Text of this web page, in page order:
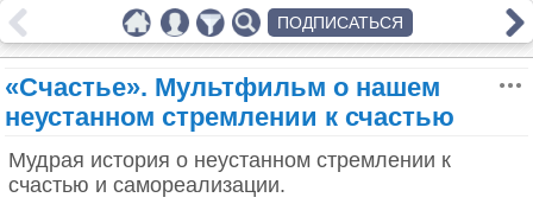
«Счастье». Мультфильм о нашем
неустанном стремлении к счастью
Мудрая история о неустанном стремлении к
счастью и самореализации.
ПОДПИСАТЬСЯ